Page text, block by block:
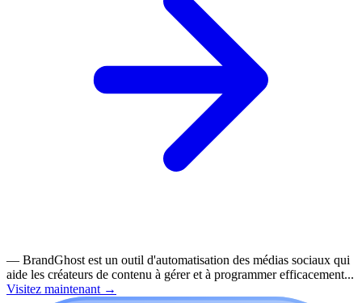
— BrandGhost est un outil d'automatisation des médias sociaux qui
aide les créateurs de contenu à gérer et à programmer efficacement...
Visitez maintenant →